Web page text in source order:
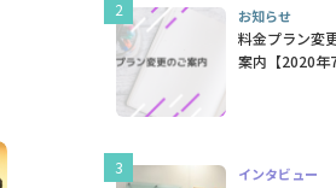
お知らせ
料金プラン変
案内【2020年7
インタビュー